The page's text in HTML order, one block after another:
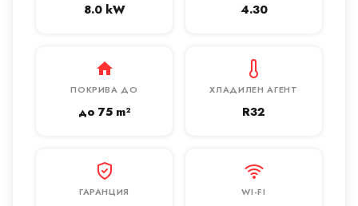
8.0 kW 4.30
ПОКРИВА ДО
до 75 m²
ХЛАДИЛЕН АГЕНТ
R32
ГАРАНЦИЯ WI-FI